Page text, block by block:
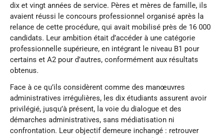
dix et vingt années de service. Pères et mères de famille, ils
avaient réussi le concours professionnel organisé après la
relance de cette procédure, qui avait mobilisé près de 16 000
candidats. Leur ambition était d’accéder à une catégorie
professionnelle supérieure, en intégrant le niveau B1 pour
certains et A2 pour d’autres, conformément aux résultats
obtenus.
Face à ce qu’ils considèrent comme des manœuvres
administratives irrégulières, les dix étudiants assurent avoir
privilégié, jusqu’à présent, la voie du dialogue et des
démarches administratives, sans médiatisation ni
confrontation. Leur objectif demeure inchangé : retrouver